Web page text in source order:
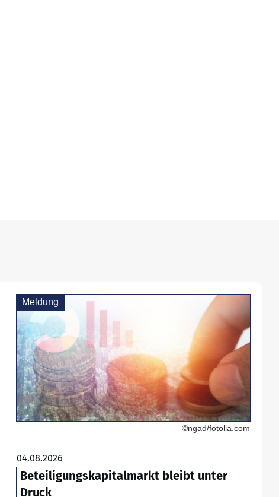
Meldung
©ngad/fotolia.com
04.08.2026
Beteiligungskapitalmarkt bleibt unter
Druck